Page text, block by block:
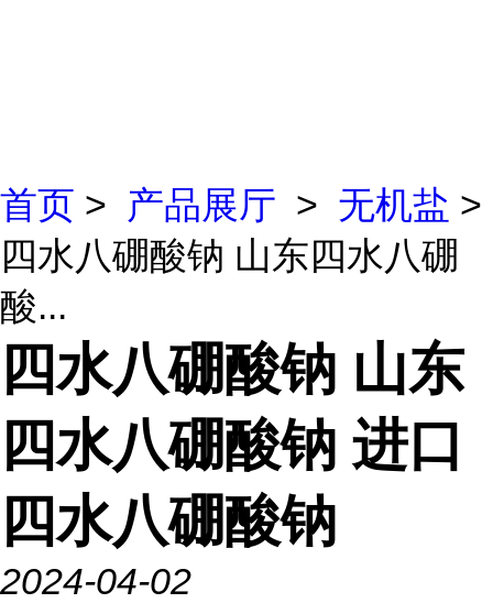
首页 > 产品展厅 > 无机盐 >
四水八硼酸钠 山东四水八硼
酸...
四水八硼酸钠 山东
四水八硼酸钠 进口
四水八硼酸钠
2024-04-02